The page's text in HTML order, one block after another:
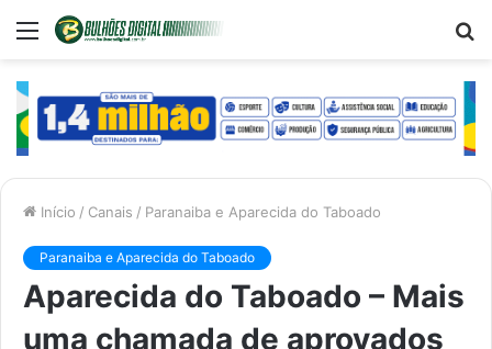
Menu
Início / Canais / Paranaiba e Aparecida do Taboado
Paranaiba e Aparecida do Taboado
Aparecida do Taboado – Mais
uma chamada de aprovados